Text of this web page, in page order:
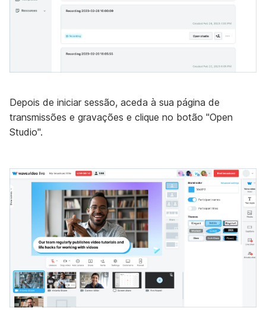
Depois de iniciar sessão, aceda à sua página de
transmissões e gravações e clique no botão "Open
Studio".